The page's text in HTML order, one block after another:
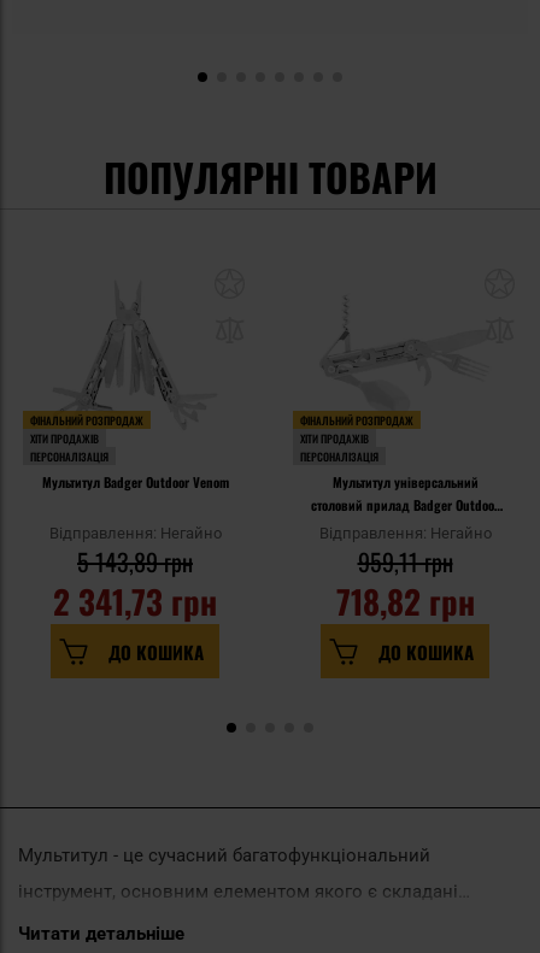
ПОПУЛЯРНІ ТОВАРИ
ФІНАЛЬНИЙ РОЗПРОДАЖ
ХІТИ ПРОДАЖІВ
ПЕРСОНАЛІЗАЦІЯ
Мультитул Badger Outdoor Venom
Відправлення: Негайно
2 341,73 грн
5 143,89 грн
ДО КОШИКА
ФІНАЛЬНИЙ РОЗПРОДАЖ
ХІТИ ПРОДАЖІВ
ПЕРСОНАЛІЗАЦІЯ
Мультитул універсальний
столовий прилад Badger Outdoor
Paw
Відправлення: Негайно
718,82 грн
959,11 грн
ДО КОШИКА
Читати детальніше
Мультитул - це сучасний багатофункціональний
інструмент, основним елементом якого є складані
плоскогубці, доповнені захованим в них набором
У нашому асортименті представлені мультитули брендів